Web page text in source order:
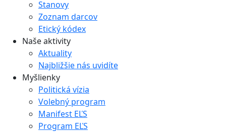
Stanovy
Zoznam darcov
Etický kódex
Naše aktivity
Aktuality
Najbližšie nás uvidíte
Myšlienky
Politická vízia
Volebný program
Manifest EĽS
Program EĽS